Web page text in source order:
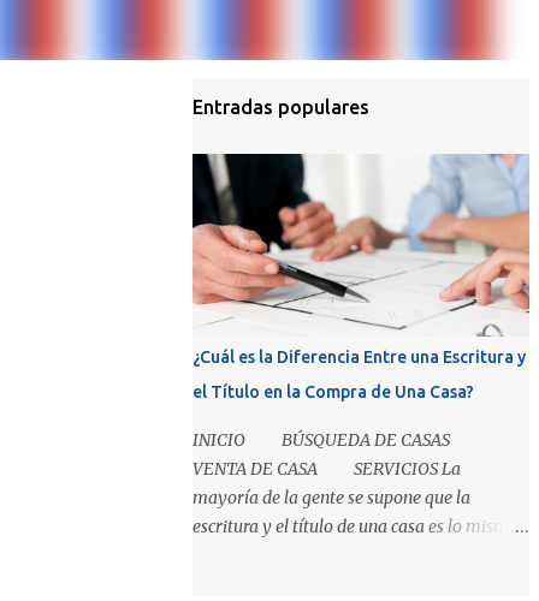
Entradas populares
¿Cuál es la Diferencia Entre una Escritura y
el Título en la Compra de Una Casa?
INICIO BÚSQUEDA DE CASAS
VENTA DE CASA SERVICIOS La
mayoría de la gente se supone que la
escritura y el título de una casa es lo mismo,